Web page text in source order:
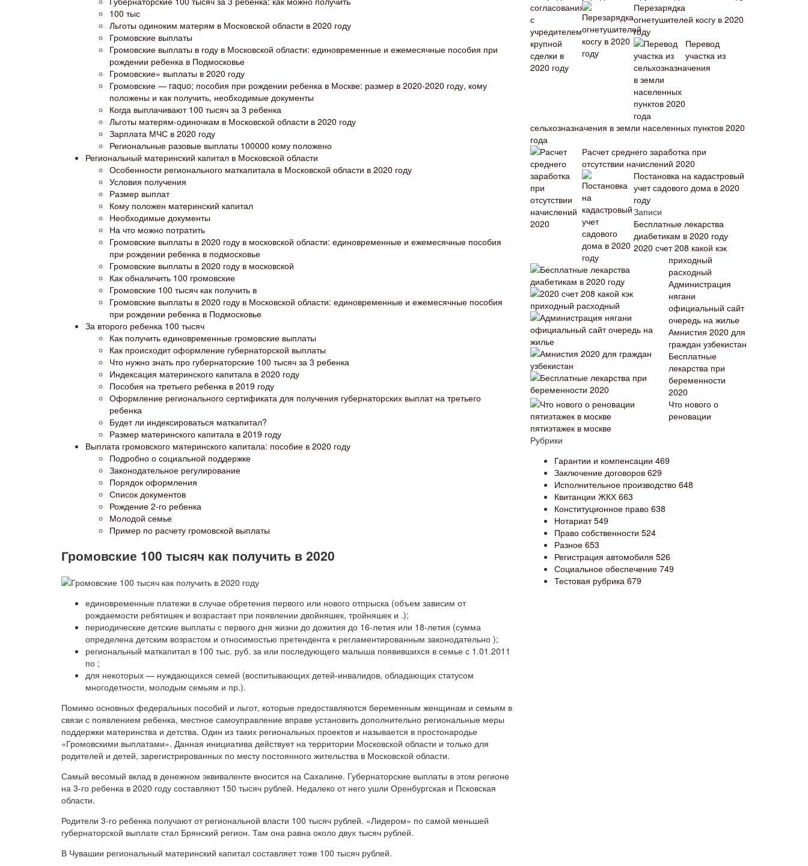
100 тыс
Льготы одиноким матерям в Московской области в 2020 году
Громовские выплаты
Громовские выплаты в году в Московской области: единовременные и ежемесячные пособия при
рождении ребенка в Подмосковье
Громовские» выплаты в 2020 году
Громовские — raquo; пособия при рождении ребенка в Москве: размер в 2020-2020 году, кому
положены и как получить, необходимые документы
Когда выплачивают 100 тысяч за 3 ребенка
Льготы матерям-одиночкам в Московской области в 2020 году
Зарплата МЧС в 2020 году
Региональные разовые выплаты 100000 кому положено
Региональный материнский капитал в Московской области
Особенности регионального маткапитала в Московской области в 2020 году
Условия получения
Размер выплат
Кому положен материнский капитал
Необходимые документы
На что можно потратить
Громовские выплаты в 2020 году в московской области: единовременные и ежемесячные пособия
при рождении ребенка в подмосковье
Громовские выплаты в 2020 году в московской
Как обналичить 100 громовские
Громовские 100 тысяч как получить в
Громовские выплаты в 2020 году в Московской области: единовременные и ежемесячные пособия
при рождении ребенка в Подмосковье
За второго ребенка 100 тысяч
Как получить единовременные громовские выплаты
Как происходит оформление губернаторской выплаты
Что нужно знать про губернаторские 100 тысяч за 3 ребенка
Индексация материнского капитала в 2020 году
Пособия на третьего ребенка в 2019 году
Оформление регионального сертификата для получения губернаторских выплат на третьего
ребенка
Будет ли индексироваться маткапитал?
Размер материнского капитала в 2019 году
Выплата громовского материнского капитала: пособие в 2020 году
Подробно о социальной поддержке
Законодательное регулирование
Порядок оформления
Список документов
Рождение 2-го ребенка
Молодой семье
Пример по расчету громовской выплаты
Громовские 100 тысяч как получить в 2020
единовременные платежи в случае обретения первого или нового отпрыска (объем зависим от
рождаемости ребятишек и возрастает при появлении двойняшек, тройняшек и .);
периодические детские выплаты с первого дня жизни до дожития до 16-летия или 18-летия (сумма
определена детским возрастом и относимостью претендента к регламентированным законодательно );
региональный маткапитал в 100 тыс. руб. за или последующего малыша появившихся в семье с 1.01.2011
по ;
для некоторых — нуждающихся семей (воспитывающих детей-инвалидов, обладающих статусом
многодетности, молодым семьям и пр.).
Помимо основных федеральных пособий и льгот, которые предоставляются беременным женщинам и семьям в
связи с появлением ребенка, местное самоуправление вправе установить дополнительно региональные меры
поддержки материнства и детства. Один из таких региональных проектов и называется в простонародье
«Громовскими выплатами». Данная инициатива действует на территории Московской области и только для
родителей и детей, зарегистрированных по месту постоянного жительства в Московской области.
Самый весомый вклад в денежном эквиваленте вносится на Сахалине. Губернаторские выплаты в этом регионе
на 3-го ребенка в 2020 году составляют 150 тысяч рублей. Недалеко от него ушли Оренбургская и Псковская
области.
Родители 3-го ребенка получают от региональной власти 100 тысяч рублей. «Лидером» по самой меньшей
губернаторской выплате стал Брянский регион. Там она равна около двух тысяч рублей.
В Чувашии региональный материнский капитал составляет тоже 100 тысяч рублей.
Перезарядка
огнетушителей косгу в 2020
году
Перевод
участка из
сельхозназначения в земли населенных пунктов 2020
года
Расчет среднего заработка при
отсутствии начислений 2020
Постановка на кадастровый
учет садового дома в 2020
году
Записи
Бесплатные лекарства
диабетикам в 2020 году
2020 счет 208 какой кэк
приходный
расходный
Администрация
нягани
официальный сайт
очередь на жилье
Амнистия 2020 для
граждан узбекистан
Бесплатные
лекарства при
беременности
2020
Что нового о
реновации
пятиэтажек в москве
Рубрики
Гарантии и компенсации 469
Заключение договоров 629
Исполнительное производство 648
Квитанции ЖКХ 663
Конституционное право 638
Нотариат549
Право собственности 524
Разное 653
Регистрация автомобиля 526
Социальное обеспечение 749
Тестовая рубрика 679